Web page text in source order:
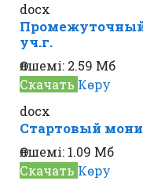
docx
Промежуточный
уч.г.
Өлшемі: 2.59 Мб
Скачать Көру
docx
Стартовый
Өлшемі: 1.09 Мб
Скачать Көру